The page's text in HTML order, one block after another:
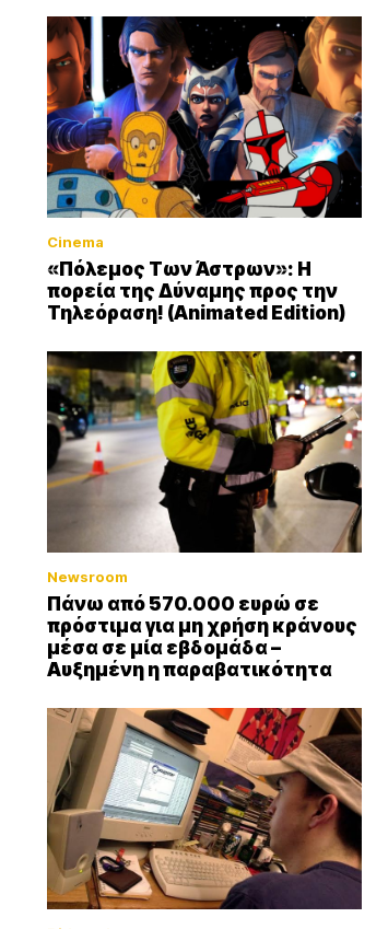
Cinema
«Πόλεμος Των Άστρων»: Η
πορεία της Δύναμης προς την
Τηλεόραση! (Animated Edition)
Newsroom
Πάνω από 570.000 ευρώ σε
πρόστιμα για μη χρήση κράνους
μέσα σε μία εβδομάδα –
Αυξημένη η παραβατικότητα